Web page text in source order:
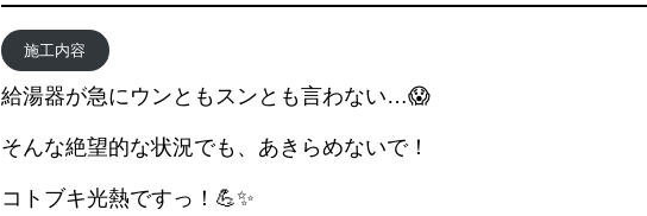
施工内容
給湯器が急にウンともスンとも言わない…😱
そんな絶望的な状況でも、あきらめないで！
コトブキ光熱ですっ！💪✨